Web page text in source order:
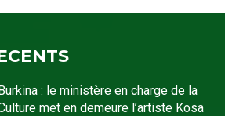
: le ministère en charge de la
met en demeure l’artiste Kosa